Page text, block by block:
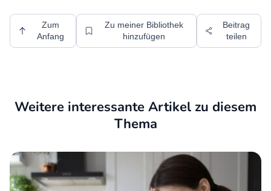
Zum
Anfang
Zu meiner Bibliothek
hinzufügen
Beitrag
teilen
Weitere interessante Artikel zu diesem
Thema